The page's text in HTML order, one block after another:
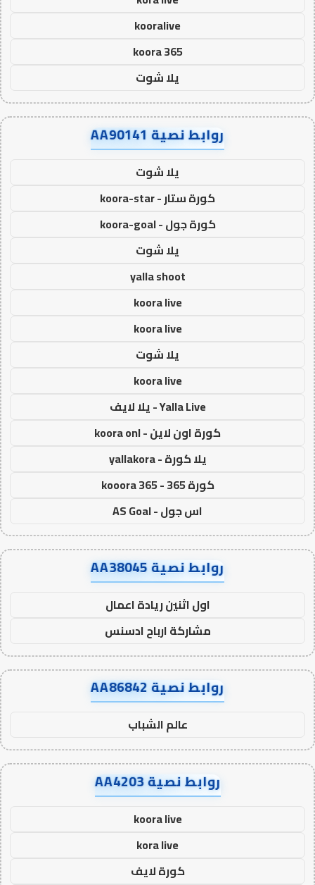
kooralive
koora 365
يلا شوت
روابط نصية AA90141
يلا شوت
كورة ستار - koora-star
كورة جول - koora-goal
يلا شوت
yalla shoot
koora live
koora live
يلا شوت
koora live
Yalla Live - يلا لايف
كورة اون لاين - koora onl
يلا كورة - yallakora
كورة 365 - kooora 365
اس جول - AS Goal
روابط نصية AA38045
اول اثنين ريادة اعمال
مشاركة ارباح ادسنس
روابط نصية AA86842
عالم الشباب
روابط نصية AA4203
koora live
kora live
كورة لايف